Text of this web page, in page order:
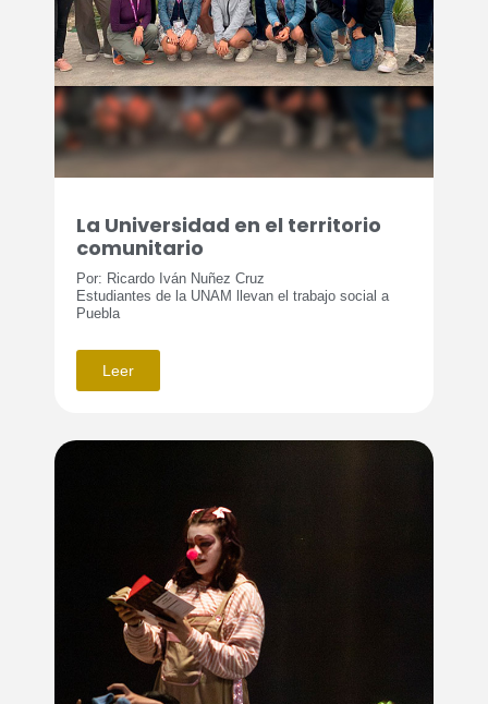
La Universidad en el territorio
comunitario
Por: Ricardo Iván Nuñez Cruz
Estudiantes de la UNAM llevan el trabajo social a
Puebla
Leer